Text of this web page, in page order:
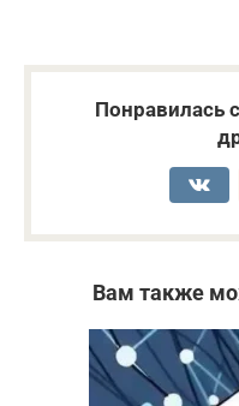
Понравилась
Вам также